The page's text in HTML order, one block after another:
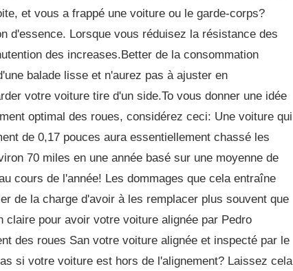
et vous a frappé une voiture ou le garde-corps?
d'essence. Lorsque vous réduisez la résistance des
des increases.Better de la consommation
balade lisse et n'aurez pas à ajuster en
votre voiture tire d'un side.To vous donner une idée
optimal des roues, considérez ceci: Une voiture qui
de 0,17 pouces aura essentiellement chassé les
70 miles en une année basé sur une moyenne de
cours de l'année! Les dommages que cela entraîne
de la charge d'avoir à les remplacer plus souvent que
claire pour avoir votre voiture alignée par Pedro
des roues San votre voiture alignée et inspecté par le
si votre voiture est hors de l'alignement? Laissez cela